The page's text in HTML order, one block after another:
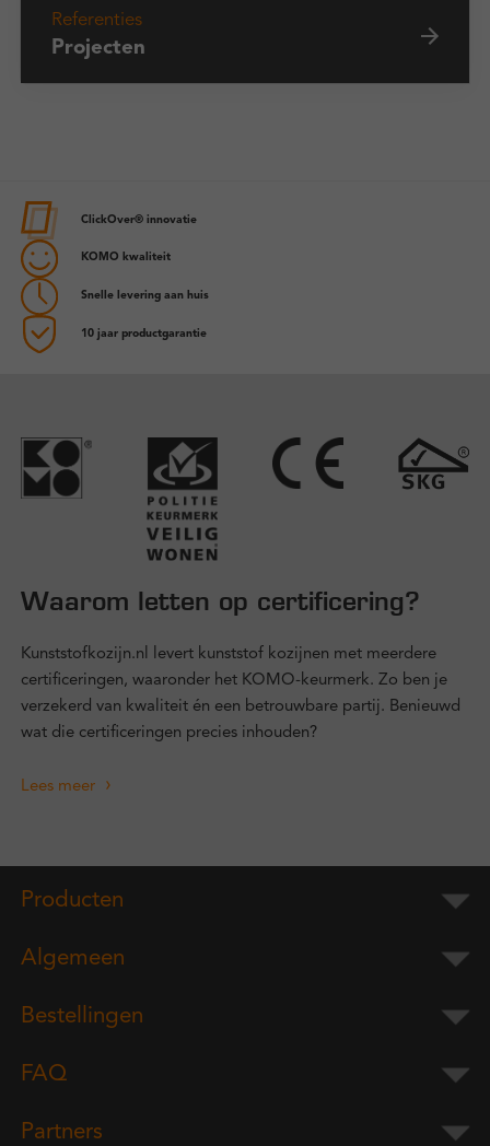
Referenties
Projecten
ClickOver® innovatie
KOMO kwaliteit
Snelle levering aan huis
10 jaar productgarantie
Waarom letten op certificering?
Kunststofkozijn.nl levert kunststof kozijnen met meerdere
certificeringen, waaronder het KOMO-keurmerk. Zo ben je
verzekerd van kwaliteit én een betrouwbare partij. Benieuwd
wat die certificeringen precies inhouden?
Lees meer
Producten
Algemeen
Bestellingen
FAQ
Partners